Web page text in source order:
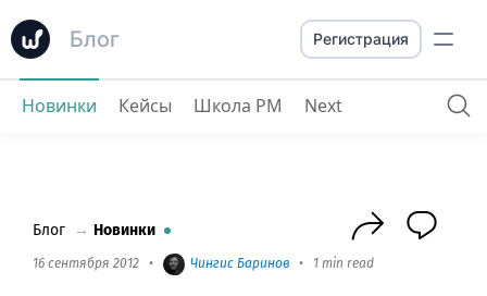
Блог
Призы от Worksection для победителей IT AWARDS Украины
Регистрация
Новинки Кейсы Школа PM Next
Блог → Новинки
16 сентября 2012 • Чингиc Баринов • 1 min read